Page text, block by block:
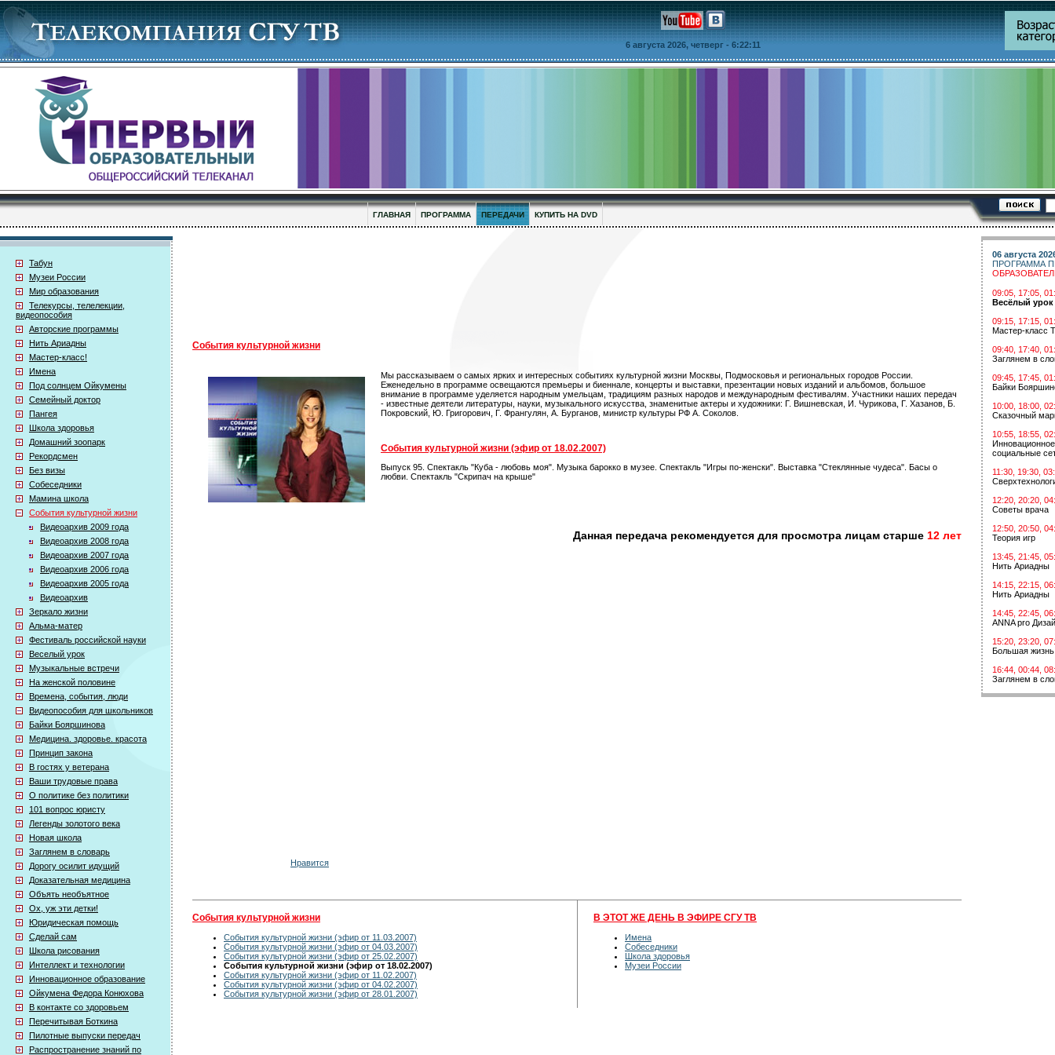
6 августа 2026, четверг - 6:22:11
ГЛАВНАЯ ПРОГРАММА ПЕРЕДАЧИ КУПИТЬ НА DVD
Табун
Музеи России
Мир образования
Телекурсы, телелекции,
видеопособия
Авторские программы
Нить Ариадны
Мастер-класс!
Имена
Под солнцем Ойкумены
Семейный доктор
Пангея
Школа здоровья
Домашний зоопарк
Рекордсмен
Без визы
Собеседники
Мамина школа
События культурной жизни
Видеоархив 2009 года
Видеоархив 2008 года
Видеоархив 2007 года
Видеоархив 2006 года
Видеоархив 2005 года
Видеоархив
Зеркало жизни
Альма-матер
Фестиваль российской науки
Веселый урок
Музыкальные встречи
На женской половине
Времена, события, люди
Видеопособия для школьников
Байки Бояршинова
Медицина. здоровье. красота
Принцип закона
В гостях у ветерана
Ваши трудовые права
О политике без политики
101 вопрос юристу
Легенды золотого века
Новая школа
Заглянем в словарь
Дорогу осилит идущий
Доказательная медицина
Объять необъятное
Ох, уж эти детки!
Юридическая помощь
Сделай сам
Школа рисования
Интеллект и технологии
Инновационное образование
Ойкумена Федора Конюхова
В контакте со здоровьем
Перечитывая Боткина
Пилотные выпуски передач
Распространение знаний по
События культурной жизни
Мы рассказываем о самых ярких и интересных событиях культурной жизни Москвы, Подмосковья и региональных городов России.
Еженедельно в программе освещаются премьеры и биеннале, концерты и выставки, презентации новых изданий и альбомов, большое
внимание в программе уделяется народным умельцам, традициям разных народов и международным фестивалям. Участники наших передач
- известные деятели литературы, науки, музыкального искусства, знаменитые актеры и художники: Г. Вишневская, И. Чурикова, Г. Хазанов, Б.
Покровский, Ю. Григорович, Г. Франгулян, А. Бурганов, министр культуры РФ А. Соколов.
События культурной жизни (эфир от 18.02.2007)
Выпуск 95. Спектакль "Куба - любовь моя". Музыка барокко в музее. Спектакль "Игры по-женски". Выставка "Стеклянные чудеса". Басы о
любви. Спектакль "Скрипач на крыше"
Данная передача рекомендуется для просмотра лицам старше 12 лет
Нравится
События культурной жизни
События культурной жизни (эфир от 11.03.2007)
События культурной жизни (эфир от 04.03.2007)
События культурной жизни (эфир от 25.02.2007)
События культурной жизни (эфир от 18.02.2007)
События культурной жизни (эфир от 11.02.2007)
События культурной жизни (эфир от 04.02.2007)
События культурной жизни (эфир от 28.01.2007)
В ЭТОТ ЖЕ ДЕНЬ В ЭФИРЕ СГУ ТВ
Имена
Собеседники
Школа здоровья
Музеи России
06 августа
ПРОГРАММА
09:05, 17:05,
Весёлый урок
09:15, 17:15,
Мастер-класс
09:40, 17:40,
Заглянем в
09:45, 17:45,
Байки
10:00, 18:00,
Сказочный
10:55, 18:55,
социальные
11:30, 19:30,
12:20, 20:20,
Советы врача
12:50, 20:50,
Теория игр
13:45, 21:45,
Нить Ариадны
14:15, 22:15,
Нить Ариадны
14:45, 22:45,
ANNA pro
15:20, 23:20,
Большая жизнь
16:44, 00:44,
Заглянем в